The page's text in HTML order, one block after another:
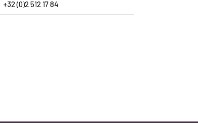
+32 (0)2 512 17 84